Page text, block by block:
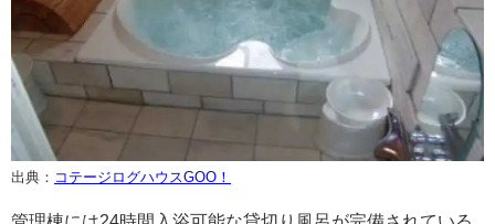
出典： コテージログハウスGOO！